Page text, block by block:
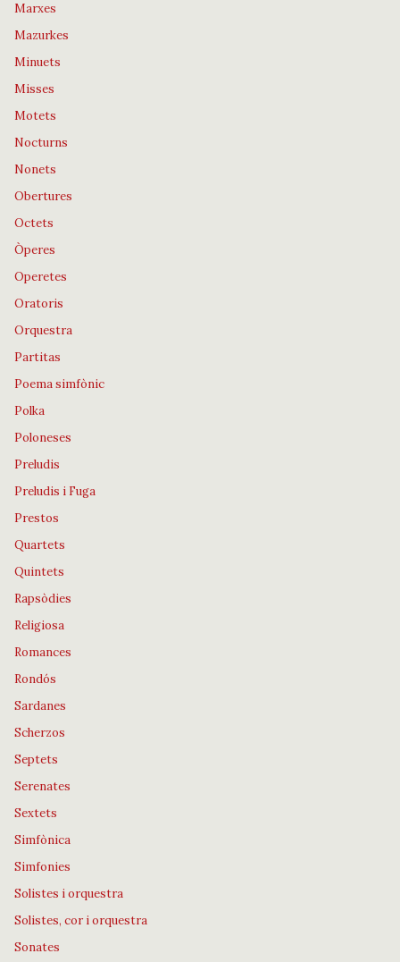
Marxes
Mazurkes
Minuets
Misses
Motets
Nocturns
Nonets
Obertures
Octets
Òperes
Operetes
Oratoris
Orquestra
Partitas
Poema simfònic
Polka
Poloneses
Preludis
Preludis i Fuga
Prestos
Quartets
Quintets
Rapsòdies
Religiosa
Romances
Rondós
Sardanes
Scherzos
Septets
Serenates
Sextets
Simfònica
Simfonies
Solistes i orquestra
Solistes, cor i orquestra
Sonates